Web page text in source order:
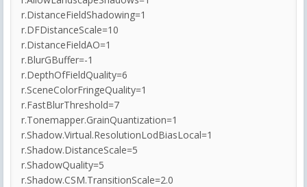
r.DistanceFieldShadowing=1
r.DFDistanceScale=10
r.DistanceFieldAO=1
r.BlurGBuffer=-1
r.DepthOfFieldQuality=6
r.SceneColorFringeQuality=1
r.FastBlurThreshold=7
r.Tonemapper.GrainQuantization=1
r.Shadow.Virtual.ResolutionLodBiasLocal=1
r.Shadow.DistanceScale=5
r.ShadowQuality=5
r.Shadow.CSM.TransitionScale=2.0